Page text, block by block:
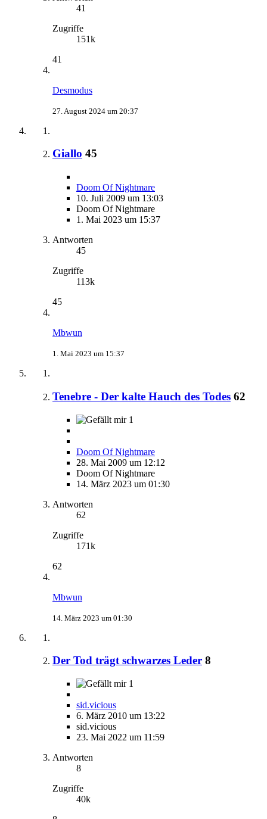
41
Zugriffe
151k
41
Desmodus
27. August 2024 um 20:37
Giallo 45
Doom Of Nightmare
10. Juli 2009 um 13:03
Doom Of Nightmare
1. Mai 2023 um 15:37
Antworten
45
Zugriffe
113k
45
Mbwun
1. Mai 2023 um 15:37
Tenebre - Der kalte Hauch des Todes 62
1
Doom Of Nightmare
28. Mai 2009 um 12:12
Doom Of Nightmare
14. März 2023 um 01:30
Antworten
62
Zugriffe
171k
62
Mbwun
14. März 2023 um 01:30
Der Tod trägt schwarzes Leder 8
1
sid.vicious
6. März 2010 um 13:22
sid.vicious
23. Mai 2022 um 11:59
Antworten
8
Zugriffe
40k